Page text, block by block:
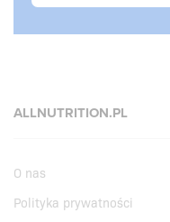
ALLNUTRITION.PL
O nas
Polityka prywatności